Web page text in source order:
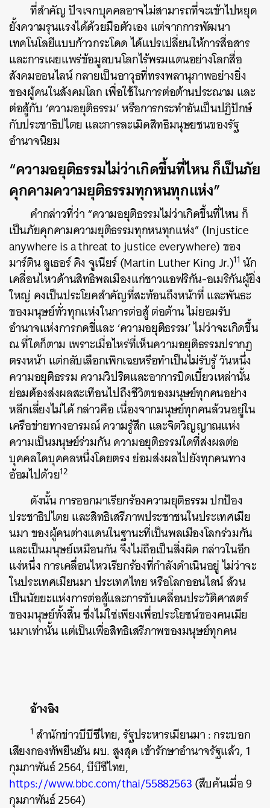
ที่สำคัญ ปัจเจกบุคคลอาจไม่สามารถที่จะเข้าไปหยุด
ยั้งความรุนแรงได้ด้วยมือตัวเอง แต่จากการพัฒนา
เทคโนโลยีแบบก้าวกระโดด ได้แปรเปลี่ยนให้การสื่อสาร
และการเผยแพร่ข้อมูลบนโลกไร้พรมแดนอย่างโลกสื่อ
สังคมออนไลน์ กลายเป็นอาวุธที่ทรงพลานุภาพอย่างยิ่ง
ของผู้คนในสังคมโลก เพื่อใช้ในการต่อต้านประณาม และ
ต่อสู้กับ ‘ความอยุติธรรม’ หรือการกระทำอันเป็นปฏิปักษ์
กับประชาธิปไตย และการละเมิดสิทธิมนุษยชนของรัฐ
อำนาจนิยม
“ความอยุติธรรมไม่ว่าเกิดขึ้นที่ไหน ก็เป็นภัย
คุกคามความยุติธรรมทุกหนทุกแห่ง”
คำกล่าวที่ว่า “ความอยุติธรรมไม่ว่าเกิดขึ้นที่ไหน ก็
เป็นภัยคุกคามความยุติธรรมทุกหนทุกแห่ง” (Injustice
anywhere is a threat to justice everywhere) ของ
มาร์ติน ลูเธอร์ คิง จูเนียร์ (Martin Luther King Jr.)11 นัก
เคลื่อนไหวด้านสิทธิพลเมืองแก่ชาวแอฟริกัน-อเมริกันผู้ยิ่ง
ใหญ่ คงเป็นประโยคสำคัญที่สะท้อนถึงหน้าที่ และพันธะ
ของมนุษย์ทั่วทุกแห่งในการต่อสู้ ต่อต้าน ไม่ยอมรับ
อำนาจแห่งการกดขี่และ ‘ความอยุติธรรม’ ไม่ว่าจะเกิดขึ้น
ณ ที่ใดก็ตาม เพราะเมื่อไหร่ที่เห็นความอยุติธรรมปรากฏ
ตรงหน้า แต่กลับเลือกเพิกเฉยหรือทำเป็นไม่รับรู้ วันหนึ่ง
ความอยุติธรรม ความวิปริตและอาการบิดเบี้ยวเหล่านั้น
ย่อมต้องส่งผลสะเทือนไปถึงชีวิตของมนุษย์ทุกคนอย่าง
หลีกเลี่ยงไม่ได้ กล่าวคือ เนื่องจากมนุษย์ทุกคนล้วนอยู่ใน
เครือข่ายทางอารมณ์ ความรู้สึก และจิตวิญญาณแห่ง
ความเป็นมนุษย์ร่วมกัน ความอยุติธรรมใดที่ส่งผลต่อ
บุคคลใดบุคคลหนึ่งโดยตรง ย่อมส่งผลไปยังทุกคนทาง
อ้อมไปด้วย12
ดังนั้น การออกมาเรียกร้องความยุติธรรม ปกป้อง
ประชาธิปไตย และสิทธิเสรีภาพประชาชนในประเทศเมีย
นมา ของผู้คนต่างแดนในฐานะที่เป็นพลเมืองโลกร่วมกัน
และเป็นมนุษย์เหมือนกัน จึงไม่ถือเป็นสิ่งผิด กล่าวในอีก
แง่หนึ่ง การเคลื่อนไหวเรียกร้องที่กำลังดำเนินอยู่ ไม่ว่าจะ
ในประเทศเมียนมา ประเทศไทย หรือโลกออนไลน์ ล้วน
เป็นนัยยะแห่งการต่อสู้และการขับเคลื่อนประวัติศาสตร์
ของมนุษย์ทั้งสิ้น ซึ่งไม่ใช่เพียงเพื่อประโยชน์ของคนเมีย
นมาเท่านั้น แต่เป็นเพื่อสิทธิเสรีภาพของมนุษย์ทุกคน
อ้างอิง
1 สำนักข่าวบีบีซีไทย, รัฐประหารเมียนมา : กระบอก
เสียงกองทัพยืนยัน ผบ. สูงสุด เข้ารักษาอำนาจรัฐแล้ว, 1
กุมภาพันธ์ 2564, บีบีซีไทย,
https://www.bbc.com/thai/55882563(สืบค้นเมื่อ 9
กุมภาพันธ์ 2564)